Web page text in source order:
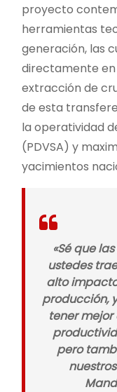
proyecto
herramientas
generación, las
directamente en
extracción de
de esta
la operatividad
(PDVSA) y
yacimientos
«Sé que
ustedes
alto
producción,
tener mejor
pero